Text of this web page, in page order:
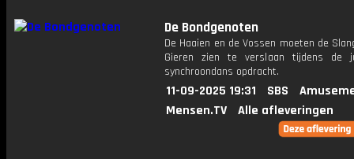
De Bondgenoten
De Haaien en de Vossen moeten de
Gieren zien te verslaan tijdens de
synchroondans opdracht.
11-09-2025 19:31 SBS
Mensen.TV
Alle afleveringen